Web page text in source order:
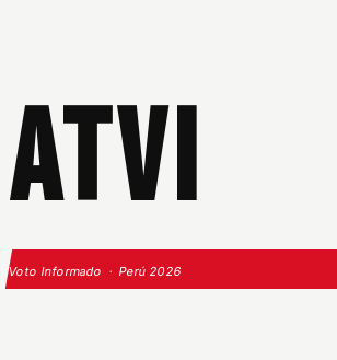
ATVI
Voto Informado · Perú 2026